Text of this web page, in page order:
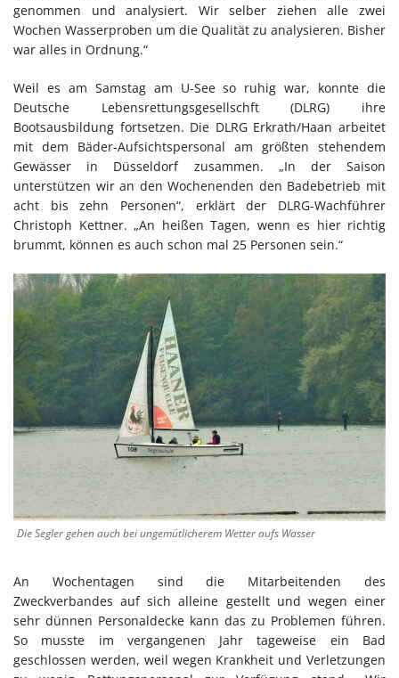
genommen und analysiert. Wir selber ziehen alle zwei
Wochen Wasserproben um die Qualität zu analysieren. Bisher
war alles in Ordnung.“
Weil es am Samstag am U-See so ruhig war, konnte die
Deutsche Lebensrettungsgesellschft (DLRG) ihre
Bootsausbildung fortsetzen. Die DLRG Erkrath/Haan arbeitet
mit dem Bäder-Aufsichtspersonal am größten stehendem
Gewässer in Düsseldorf zusammen. „In der Saison
unterstützen wir an den Wochenenden den Badebetrieb mit
acht bis zehn Personen“, erklärt der DLRG-Wachführer
Christoph Kettner. „An heißen Tagen, wenn es hier richtig
brummt, können es auch schon mal 25 Personen sein.“
Die Segler gehen auch bei ungemütlicherem Wetter aufs Wasser
An Wochentagen sind die Mitarbeitenden des
Zweckverbandes auf sich alleine gestellt und wegen einer
sehr dünnen Personaldecke kann das zu Problemen führen.
So musste im vergangenen Jahr tageweise ein Bad
geschlossen werden, weil wegen Krankheit und Verletzungen